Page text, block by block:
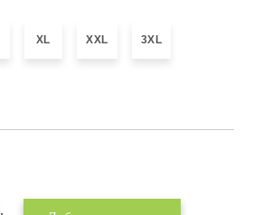
XL XXL 3XL